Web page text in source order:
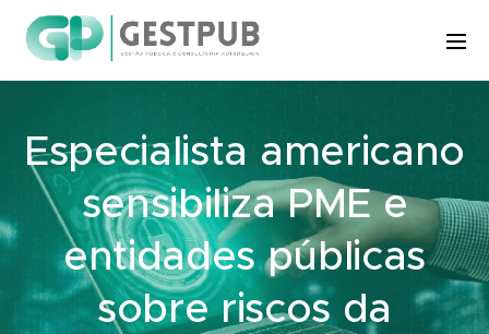
Especialista americano
sensibiliza PME e
entidades públicas
sobre riscos da